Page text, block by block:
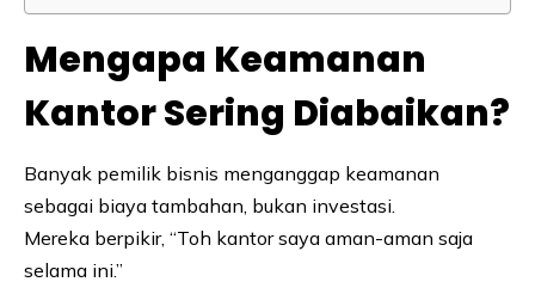
Mengapa Keamanan
Kantor Sering Diabaikan?
Banyak pemilik bisnis menganggap keamanan
sebagai biaya tambahan, bukan investasi.
Mereka berpikir, “Toh kantor saya aman-aman saja
selama ini.”